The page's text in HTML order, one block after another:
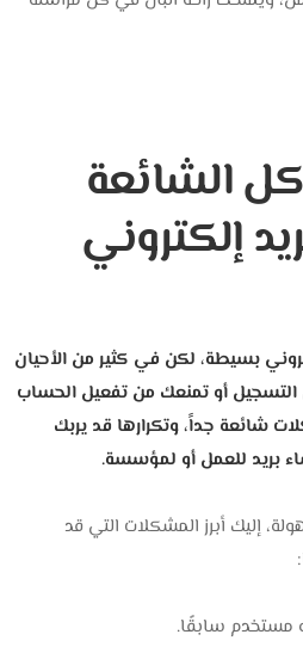
الشائعة
إلكتروني
بسيطة، لكن في كثير من الأحيان
أو تمنعك من تفعيل الحساب
شائعة جداً، وتكرارها قد يربك
بريد للعمل أو لمؤسسة.
إليك أبرز المشكلات التي قد
مستخدم سابقًا.